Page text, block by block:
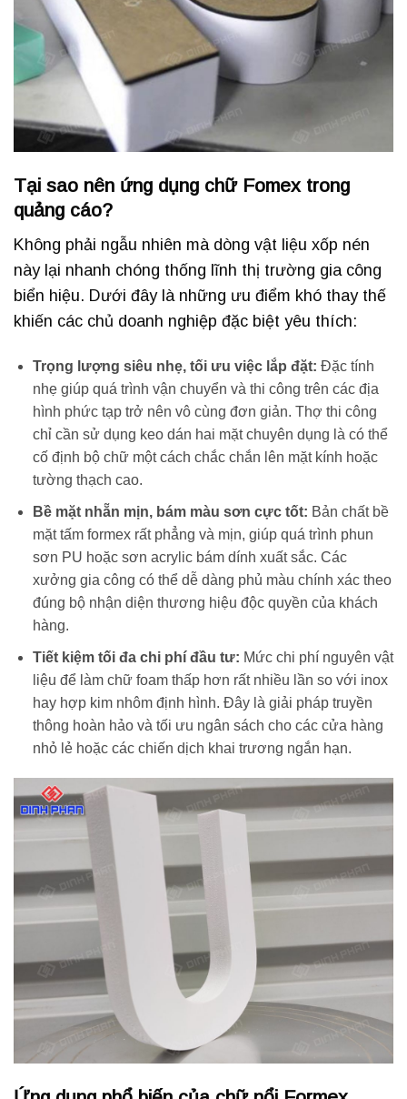
Tại sao nên ứng dụng chữ Fomex trong
quảng cáo?
Không phải ngẫu nhiên mà dòng vật liệu xốp nén
này lại nhanh chóng thống lĩnh thị trường gia công
biển hiệu. Dưới đây là những ưu điểm khó thay thế
khiến các chủ doanh nghiệp đặc biệt yêu thích:
Trọng lượng siêu nhẹ, tối ưu việc lắp đặt: Đặc tính
nhẹ giúp quá trình vận chuyển và thi công trên các địa
hình phức tạp trở nên vô cùng đơn giản. Thợ thi công
chỉ cần sử dụng keo dán hai mặt chuyên dụng là có thể
cố định bộ chữ một cách chắc chắn lên mặt kính hoặc
tường thạch cao.
Bề mặt nhẵn mịn, bám màu sơn cực tốt: Bản chất bề
mặt tấm formex rất phẳng và mịn, giúp quá trình phun
sơn PU hoặc sơn acrylic bám dính xuất sắc. Các
xưởng gia công có thể dễ dàng phủ màu chính xác theo
đúng bộ nhận diện thương hiệu độc quyền của khách
hàng.
Tiết kiệm tối đa chi phí đầu tư: Mức chi phí nguyên vật
liệu để làm chữ foam thấp hơn rất nhiều lần so với inox
hay hợp kim nhôm định hình. Đây là giải pháp truyền
thông hoàn hảo và tối ưu ngân sách cho các cửa hàng
nhỏ lẻ hoặc các chiến dịch khai trương ngắn hạn.